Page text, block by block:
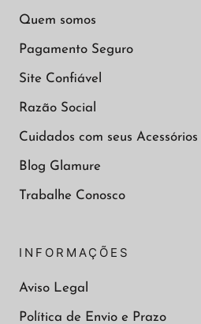
Quem somos
Pagamento Seguro
Site Confiável
Razão Social
Cuidados com seus Acessórios
Blog Glamure
Trabalhe Conosco
INFORMAÇÕES
Aviso Legal
Política de Envio e Prazo